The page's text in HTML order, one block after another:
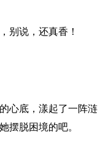
别说，还真香！
心底，漾起了一阵涟
摆脱困境的吧。